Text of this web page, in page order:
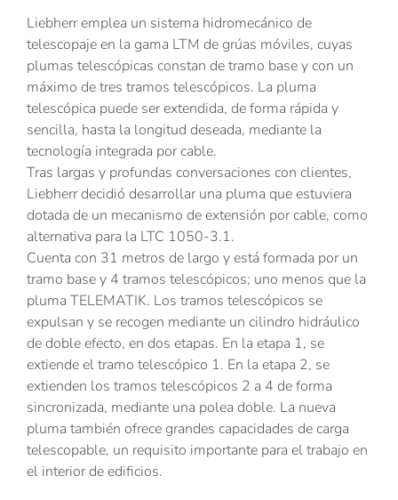
Liebherr emplea un sistema hidromecánico de
telescopaje en la gama LTM de grúas móviles, cuyas
plumas telescópicas constan de tramo base y con un
máximo de tres tramos telescópicos. La pluma
telescópica puede ser extendida, de forma rápida y
sencilla, hasta la longitud deseada, mediante la
tecnología integrada por cable.
Tras largas y profundas conversaciones con clientes,
Liebherr decidió desarrollar una pluma que estuviera
dotada de un mecanismo de extensión por cable, como
alternativa para la LTC 1050-3.1.
Cuenta con 31 metros de largo y está formada por un
tramo base y 4 tramos telescópicos; uno menos que la
pluma TELEMATIK. Los tramos telescópicos se
expulsan y se recogen mediante un cilindro hidráulico
de doble efecto, en dos etapas. En la etapa 1, se
extiende el tramo telescópico 1. En la etapa 2, se
extienden los tramos telescópicos 2 a 4 de forma
sincronizada, mediante una polea doble. La nueva
pluma también ofrece grandes capacidades de carga
telescopable, un requisito importante para el trabajo en
el interior de edificios.